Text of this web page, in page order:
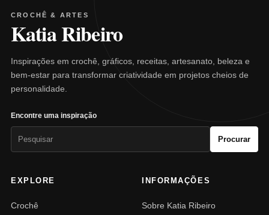
CROCHÊ & ARTES
Katia Ribeiro
Inspirações em crochê, gráficos, receitas, artesanato, beleza e
bem-estar para transformar criatividade em projetos cheios de
personalidade.
Encontre uma inspiração
Procurar
EXPLORE
Crochê
INFORMAÇÕES
Sobre Katia Ribeiro